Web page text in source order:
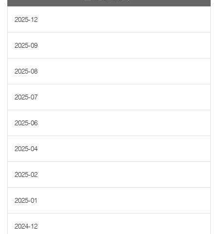
2025-12
2025-09
2025-08
2025-07
2025-06
2025-04
2025-02
2025-01
2024-12